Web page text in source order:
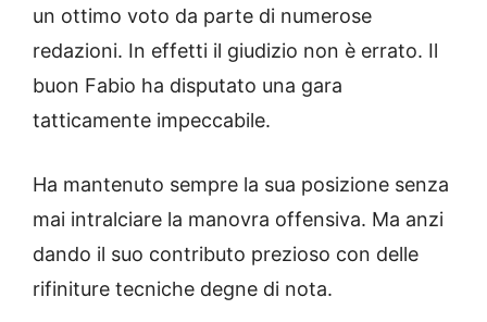
un ottimo voto da parte di numerose
redazioni. In effetti il giudizio non è errato. Il
buon Fabio ha disputato una gara
tatticamente impeccabile.
Ha mantenuto sempre la sua posizione senza
mai intralciare la manovra offensiva. Ma anzi
dando il suo contributo prezioso con delle
rifiniture tecniche degne di nota.